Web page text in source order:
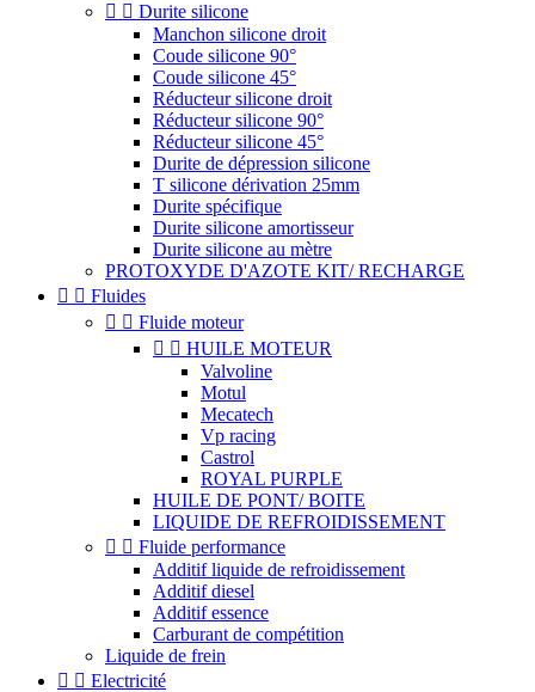
  Durite silicone
Manchon silicone droit
Coude silicone 90°
Coude silicone 45°
Réducteur silicone droit
Réducteur silicone 90°
Réducteur silicone 45°
Durite de dépression silicone
T silicone dérivation 25mm
Durite spécifique
Durite silicone amortisseur
Durite silicone au mètre
PROTOXYDE D'AZOTE KIT/ RECHARGE
  Fluides
  Fluide moteur
  HUILE MOTEUR
Valvoline
Motul
Mecatech
Vp racing
Castrol
ROYAL PURPLE
HUILE DE PONT/ BOITE
LIQUIDE DE REFROIDISSEMENT
  Fluide performance
Additif liquide de refroidissement
Additif diesel
Additif essence
Carburant de compétition
Liquide de frein
  Electricité